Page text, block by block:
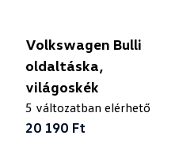
Volkswagen Bulli
oldaltáska,
világoskék
5 változatban elérhető
20 190 Ft